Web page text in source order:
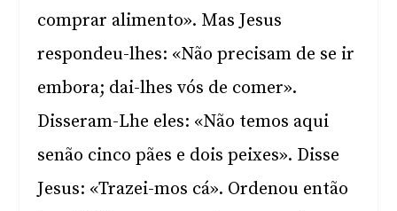
comprar alimento». Mas Jesus
respondeu-lhes: «Não precisam de se ir
embora; dai-lhes vós de comer».
Disseram-Lhe eles: «Não temos aqui
senão cinco pães e dois peixes». Disse
Jesus: «Trazei-mos cá». Ordenou então